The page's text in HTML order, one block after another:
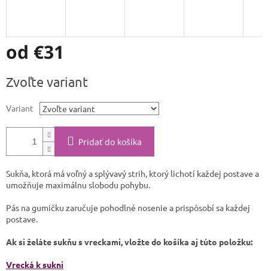
od €31
cena:
Zvoľte variant
Variant
Pridať do košíka
Sukňa, ktorá má voľný a splývavý strih, ktorý lichotí každej postave a
umožňuje maximálnu slobodu pohybu.
Pás na gumičku zaručuje pohodlné nosenie a prispôsobí sa každej
postave.
Ak si želáte sukňu s vreckami, vložte do košíka aj túto položku:
Vrecká k sukni